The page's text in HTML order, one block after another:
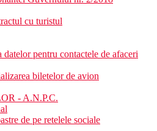
cu turistul
pentru contactele de afaceri
biletelor de avion
- A.N.P.C.
de pe retelele sociale